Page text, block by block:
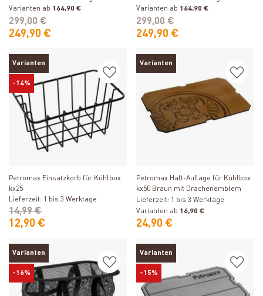
Varianten ab 164,90 €
249,90 €
299,00 €
Varianten ab 164,90 €
249,90 €
299,00 €
Varianten
-14%
Petromax Einsatzkorb für Kühlbox
kx25
Lieferzeit: 1 bis 3 Werktage
12,90 €
14,99 €
Varianten
Petromax Haft-Auflage für Kühlbox
kx50 Braun mit Drachenemblem
Lieferzeit: 1 bis 3 Werktage
Varianten ab 16,90 €
24,90 €
Varianten
-16%
Varianten
-15%